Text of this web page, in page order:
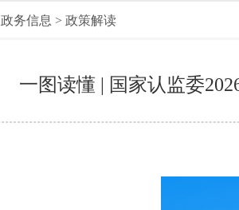
政务信息 > 政策解读
一图读懂 | 国家认监委